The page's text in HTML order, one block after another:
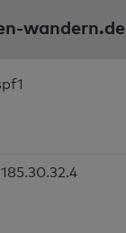
wandern.de